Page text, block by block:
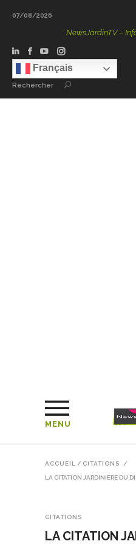
07/08/2026
NewsJardinTV – Infos,
Français
Rechercher
MENU
ACCUEIL / CITATIONS /
LA CITATION JARDINIERE DU
CITATIONS
LA CITATION